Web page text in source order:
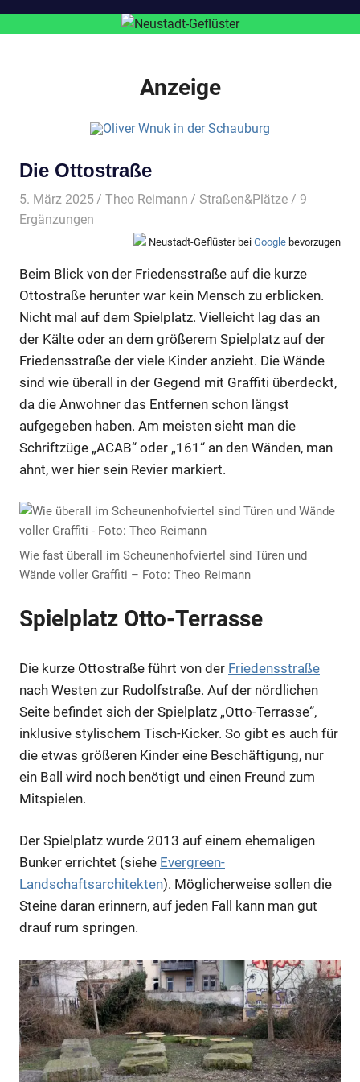
Anzeige
Die Ottostraße
5. März 2025 Theo Reimann Straßen&Plätze / 9
Ergänzungen
Neustadt-Geflüster bei Google bevorzugen
Beim Blick von der Friedensstraße auf die kurze
Ottostraße herunter war kein Mensch zu erblicken.
Nicht mal auf dem Spielplatz. Vielleicht lag das an
der Kälte oder an dem größerem Spielplatz auf der
Friedensstraße der viele Kinder anzieht. Die Wände
sind wie überall in der Gegend mit Graffiti überdeckt,
da die Anwohner das Entfernen schon längst
aufgegeben haben. Am meisten sieht man die
Schriftzüge „ACAB“ oder „161“ an den Wänden, man
ahnt, wer hier sein Revier markiert.
Wie fast überall im Scheunenhofviertel sind Türen und
Wände voller Graffiti – Foto: Theo Reimann
Spielplatz Otto-Terrasse
Die kurze Ottostraße führt von der Friedensstraße
nach Westen zur Rudolfstraße. Auf der nördlichen
Seite befindet sich der Spielplatz „Otto-Terrasse“,
inklusive stylischem Tisch-Kicker. So gibt es auch für
die etwas größeren Kinder eine Beschäftigung, nur
ein Ball wird noch benötigt und einen Freund zum
Mitspielen.
Der Spielplatz wurde 2013 auf einem ehemaligen
Bunker errichtet (siehe Evergreen-
Landschaftsarchitekten). Möglicherweise sollen die
Steine daran erinnern, auf jeden Fall kann man gut
drauf rum springen.